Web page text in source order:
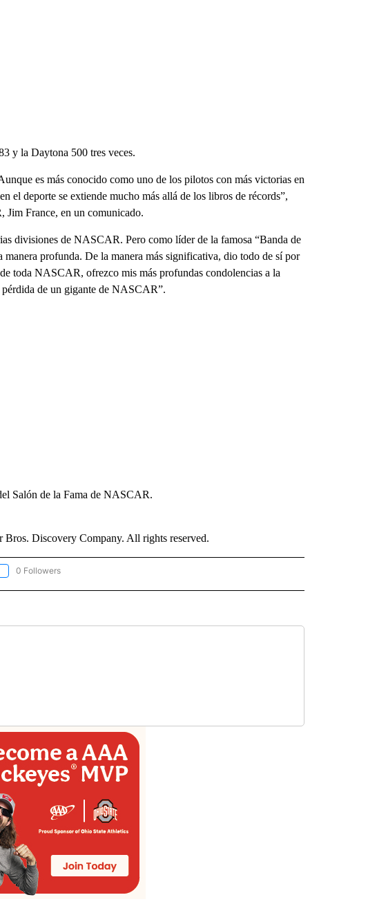
y la Daytona 500 tres veces.
es más conocido como uno de los pilotos con más victorias en
el deporte se extiende mucho más allá de los libros de récords”,
France, en un comunicado.
divisiones de NASCAR. Pero como líder de la famosa “Banda de
profunda. De la manera más significativa, dio todo de sí por
toda NASCAR, ofrezco mis más profundas condolencias a la
de un gigante de NASCAR”.
Salón de la Fama de NASCAR.
Discovery Company. All rights reserved.
"CNN - SPANISH" TO RECEIVE NOTIFICATIONS ABOUT NEW PAGES ON "CNN - SPANISH".
0 Followers